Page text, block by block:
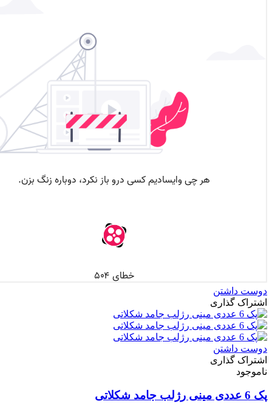
دوست داشتن
اشتراک گذاری
دوست داشتن
اشتراک گذاری
ناموجود
پک 6 عددی مینی رژلب جامد شکلاتی